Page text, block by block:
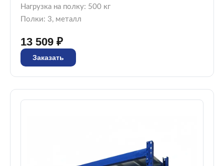
Нагрузка на полку: 500 кг
Полки: 3, металл
13 509 ₽
Заказать